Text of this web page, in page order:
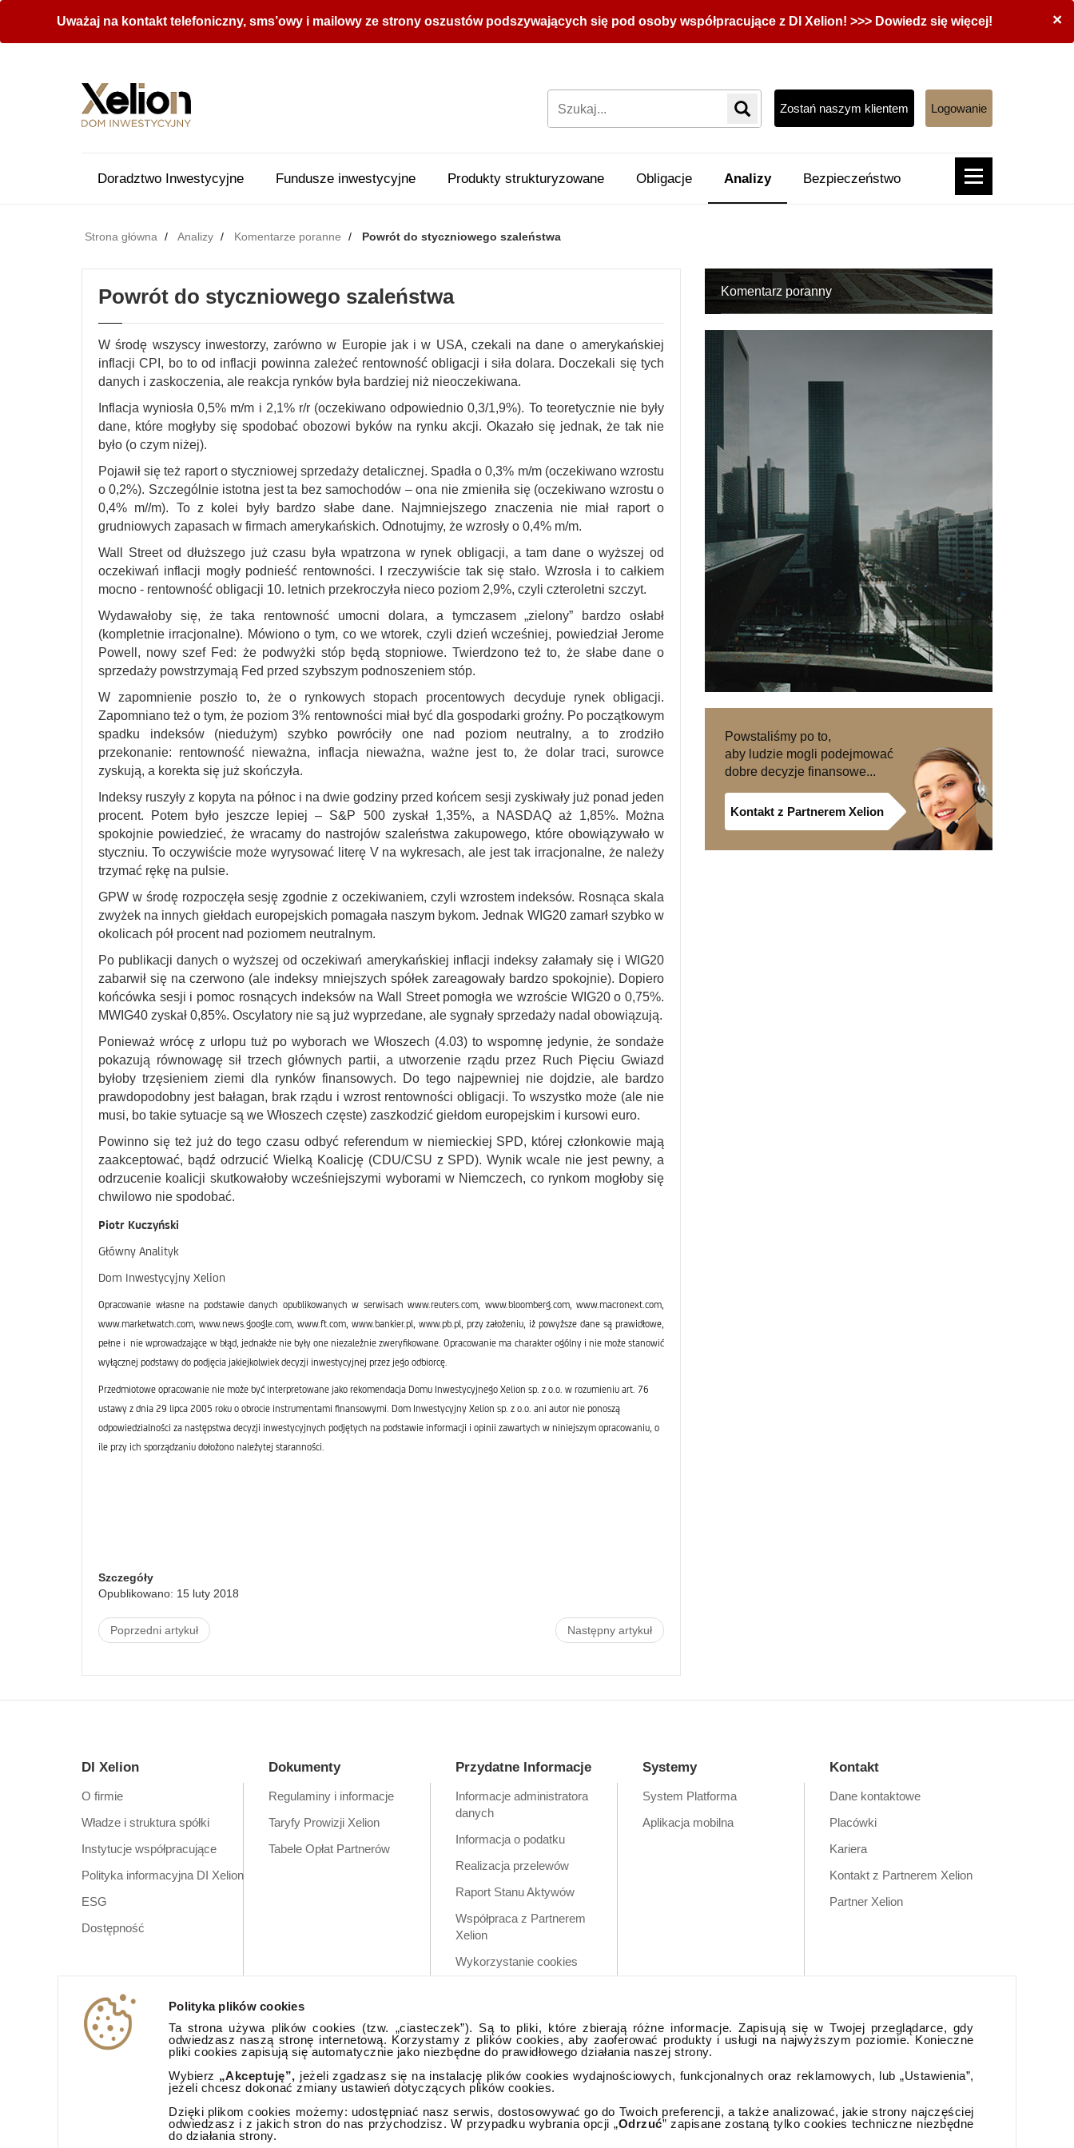
Polityka plików cookies
Ta strona używa plików cookies (tzw. „ciasteczek”). Są to pliki, które zbierają różne informacje. Zapisują się w Twojej przeglądarce, gdy
odwiedzasz naszą stronę internetową. Korzystamy z plików cookies, aby zaoferować produkty i usługi na najwyższym poziomie. Konieczne
pliki cookies zapisują się automatycznie jako niezbędne do prawidłowego działania naszej strony.
Wybierz „Akceptuję”, jeżeli zgadzasz się na instalację plików cookies wydajnościowych, funkcjonalnych oraz reklamowych, lub „Ustawienia”,
jeżeli chcesz dokonać zmiany ustawień dotyczących plików cookies.
Dzięki plikom cookies możemy: udostępniać nasz serwis, dostosowywać go do Twoich preferencji, a także analizować, jakie strony najczęściej
odwiedzasz i z jakich stron do nas przychodzisz. W przypadku wybrania opcji „Odrzuć” zapisane zostaną tylko cookies techniczne niezbędne
do działania strony.
×
Uważaj na kontakt telefoniczny, sms’owy i mailowy ze strony oszustów podszywających się pod osoby współpracujące z DI Xelion! >>> Dowiedz się więcej!
Zostań naszym klientem Logowanie
Doradztwo Inwestycyjne Fundusze inwestycyjne Produkty strukturyzowane Obligacje Analizy Bezpieczeństwo
Strona główna Analizy Komentarze poranne Powrót do styczniowego szaleństwa
Powrót do styczniowego szaleństwa
W środę wszyscy inwestorzy, zarówno w Europie jak i w USA, czekali na dane o amerykańskiej
inflacji CPI, bo to od inflacji powinna zależeć rentowność obligacji i siła dolara. Doczekali się tych
danych i zaskoczenia, ale reakcja rynków była bardziej niż nieoczekiwana.
Inflacja wyniosła 0,5% m/m i 2,1% r/r (oczekiwano odpowiednio 0,3/1,9%). To teoretycznie nie były
dane, które mogłyby się spodobać obozowi byków na rynku akcji. Okazało się jednak, że tak nie
było (o czym niżej).
Pojawił się też raport o styczniowej sprzedaży detalicznej. Spadła o 0,3% m/m (oczekiwano wzrostu
o 0,2%). Szczególnie istotna jest ta bez samochodów – ona nie zmieniła się (oczekiwano wzrostu o
0,4% m//m). To z kolei były bardzo słabe dane. Najmniejszego znaczenia nie miał raport o
grudniowych zapasach w firmach amerykańskich. Odnotujmy, że wzrosły o 0,4% m/m.
Wall Street od dłuższego już czasu była wpatrzona w rynek obligacji, a tam dane o wyższej od
oczekiwań inflacji mogły podnieść rentowności. I rzeczywiście tak się stało. Wzrosła i to całkiem
mocno - rentowność obligacji 10. letnich przekroczyła nieco poziom 2,9%, czyli czteroletni szczyt.
Wydawałoby się, że taka rentowność umocni dolara, a tymczasem „zielony” bardzo osłabł
(kompletnie irracjonalne). Mówiono o tym, co we wtorek, czyli dzień wcześniej, powiedział Jerome
Powell, nowy szef Fed: że podwyżki stóp będą stopniowe. Twierdzono też to, że słabe dane o
sprzedaży powstrzymają Fed przed szybszym podnoszeniem stóp.
W zapomnienie poszło to, że o rynkowych stopach procentowych decyduje rynek obligacji.
Zapomniano też o tym, że poziom 3% rentowności miał być dla gospodarki groźny. Po początkowym
spadku indeksów (niedużym) szybko powróciły one nad poziom neutralny, a to zrodziło
przekonanie: rentowność nieważna, inflacja nieważna, ważne jest to, że dolar traci, surowce
zyskują, a korekta się już skończyła.
Indeksy ruszyły z kopyta na północ i na dwie godziny przed końcem sesji zyskiwały już ponad jeden
procent. Potem było jeszcze lepiej – S&P 500 zyskał 1,35%, a NASDAQ aż 1,85%. Można
spokojnie powiedzieć, że wracamy do nastrojów szaleństwa zakupowego, które obowiązywało w
styczniu. To oczywiście może wyrysować literę V na wykresach, ale jest tak irracjonalne, że należy
trzymać rękę na pulsie.
GPW w środę rozpoczęła sesję zgodnie z oczekiwaniem, czyli wzrostem indeksów. Rosnąca skala
zwyżek na innych giełdach europejskich pomagała naszym bykom. Jednak WIG20 zamarł szybko w
okolicach pół procent nad poziomem neutralnym.
Po publikacji danych o wyższej od oczekiwań amerykańskiej inflacji indeksy załamały się i WIG20
zabarwił się na czerwono (ale indeksy mniejszych spółek zareagowały bardzo spokojnie). Dopiero
końcówka sesji i pomoc rosnących indeksów na Wall Street pomogła we wzroście WIG20 o 0,75%.
MWIG40 zyskał 0,85%. Oscylatory nie są już wyprzedane, ale sygnały sprzedaży nadal obowiązują.
Ponieważ wrócę z urlopu tuż po wyborach we Włoszech (4.03) to wspomnę jedynie, że sondaże
pokazują równowagę sił trzech głównych partii, a utworzenie rządu przez Ruch Pięciu Gwiazd
byłoby trzęsieniem ziemi dla rynków finansowych. Do tego najpewniej nie dojdzie, ale bardzo
prawdopodobny jest bałagan, brak rządu i wzrost rentowności obligacji. To wszystko może (ale nie
musi, bo takie sytuacje są we Włoszech częste) zaszkodzić giełdom europejskim i kursowi euro.
Powinno się też już do tego czasu odbyć referendum w niemieckiej SPD, której członkowie mają
zaakceptować, bądź odrzucić Wielką Koalicję (CDU/CSU z SPD). Wynik wcale nie jest pewny, a
odrzucenie koalicji skutkowałoby wcześniejszymi wyborami w Niemczech, co rynkom mogłoby się
chwilowo nie spodobać.
Piotr Kuczyński
Główny Analityk
Dom Inwestycyjny Xelion
Opracowanie własne na podstawie danych opublikowanych w serwisach www.reuters.com, www.bloomberg.com, www.macronext.com,
www.marketwatch.com, www.news.google.com, www.ft.com, www.bankier.pl, www.pb.pl, przy założeniu, iż powyższe dane są prawidłowe,
pełne i nie wprowadzające w błąd, jednakże nie były one niezależnie zweryfikowane. Opracowanie ma charakter ogólny i nie może stanowić
wyłącznej podstawy do podjęcia jakiejkolwiek decyzji inwestycyjnej przez jego odbiorcę.
Przedmiotowe opracowanie nie może być interpretowane jako rekomendacja Domu Inwestycyjnego Xelion sp. z o.o. w rozumieniu art. 76
ustawy z dnia 29 lipca 2005 roku o obrocie instrumentami finansowymi. Dom Inwestycyjny Xelion sp. z o.o. ani autor nie ponoszą
odpowiedzialności za następstwa decyzji inwestycyjnych podjętych na podstawie informacji i opinii zawartych w niniejszym opracowaniu, o
ile przy ich sporządzaniu dołożono należytej staranności.
Szczegóły
Opublikowano: 15 luty 2018
Poprzedni artykuł Następny artykuł
Komentarz poranny
Powstaliśmy po to,
aby ludzie mogli podejmować
dobre decyzje finansowe...
Kontakt z Partnerem Xelion
DI Xelion
O firmie
Władze i struktura spółki
Instytucje współpracujące
Polityka informacyjna DI Xelion
ESG
Dostępność
Dokumenty
Regulaminy i informacje
Taryfy Prowizji Xelion
Tabele Opłat Partnerów
Przydatne Informacje
Informacje administratora
danych
Informacja o podatku
Realizacja przelewów
Raport Stanu Aktywów
Współpraca z Partnerem
Xelion
Wykorzystanie cookies
aplikacji mobilnej
Systemy
System Platforma
Aplikacja mobilna
Kontakt
Dane kontaktowe
Placówki
Kariera
Kontakt z Partnerem Xelion
Partner Xelion